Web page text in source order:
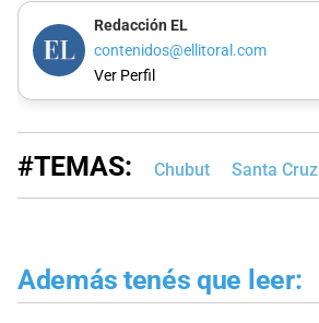
Redacción EL
contenidos@ellitoral.com
Ver Perfil
#TEMAS: Chubut Santa Cruz
Además tenés que leer: